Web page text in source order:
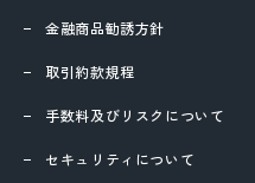
金融商品勧誘方針
取引約款規程
手数料及びリスクについて
セキュリティについて